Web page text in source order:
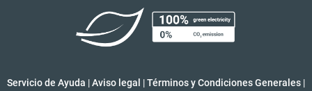
Servicio de Ayuda |Aviso legal |Términos y Condiciones Generales |